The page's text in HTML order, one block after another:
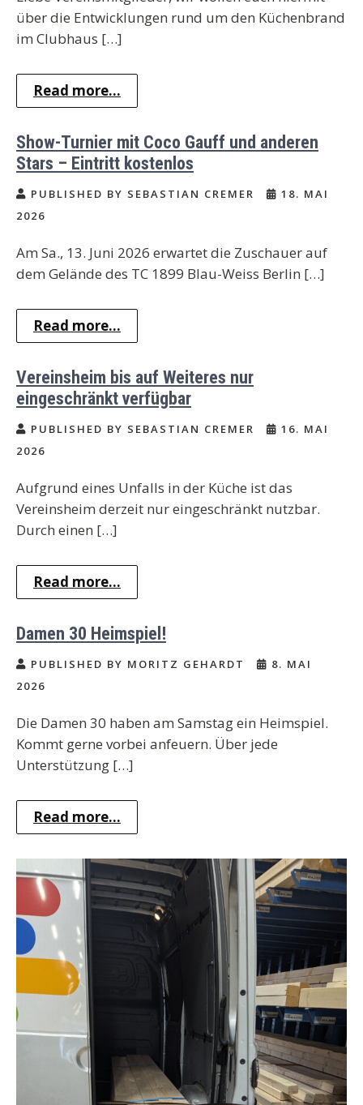
über die Entwicklungen rund um den Küchenbrand
im Clubhaus […]
Read more...
Show-Turnier mit Coco Gauff und anderen
Stars – Eintritt kostenlos
PUBLISHED BY SEBASTIAN CREMER
18. MAI
2026
Am Sa., 13. Juni 2026 erwartet die Zuschauer auf
dem Gelände des TC 1899 Blau-Weiss Berlin […]
Read more...
Vereinsheim bis auf Weiteres nur
eingeschränkt verfügbar
PUBLISHED BY SEBASTIAN CREMER
16. MAI
2026
Aufgrund eines Unfalls in der Küche ist das
Vereinsheim derzeit nur eingeschränkt nutzbar.
Durch einen […]
Read more...
Damen 30 Heimspiel!
PUBLISHED BY MORITZ GEHARDT
8. MAI
2026
Die Damen 30 haben am Samstag ein Heimspiel.
Kommt gerne vorbei anfeuern. Über jede
Unterstützung […]
Read more...